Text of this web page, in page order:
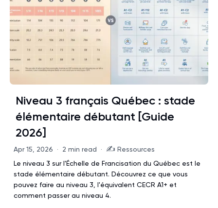
Niveau 3 français Québec : stade
élémentaire débutant [Guide
2026]
Apr 15, 2026 · 2 min read · ✍️ Ressources
Le niveau 3 sur l'Échelle de Francisation du Québec est le
stade élémentaire débutant. Découvrez ce que vous
pouvez faire au niveau 3, l'équivalent CECR A1+ et
comment passer au niveau 4.